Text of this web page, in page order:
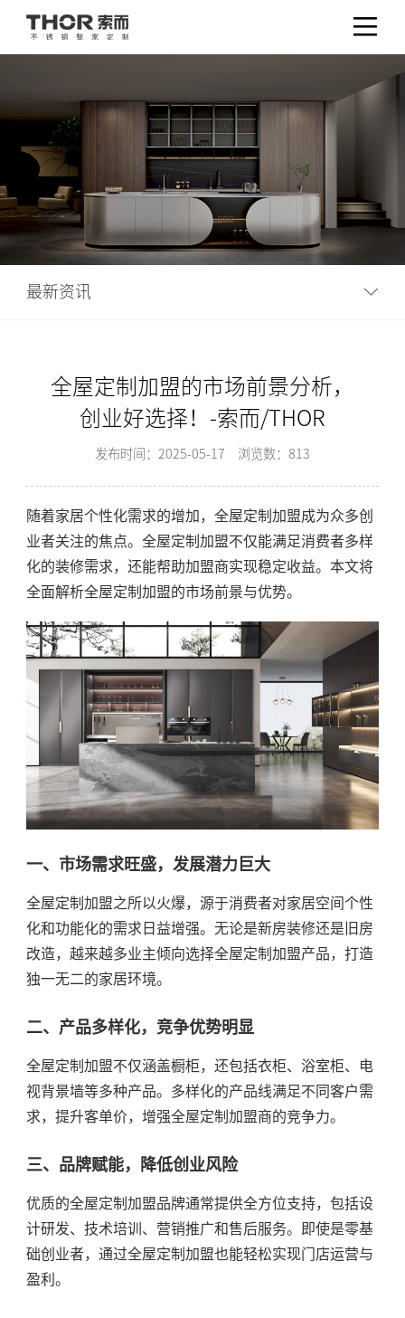
最新资讯
全屋定制加盟的市场前景分析，
创业好选择！-索而/THOR
发布时间：2025-05-17 浏览数：813
随着家居个性化需求的增加，全屋定制加盟成为众多创
业者关注的焦点。全屋定制加盟不仅能满足消费者多样
化的装修需求，还能帮助加盟商实现稳定收益。本文将
全面解析全屋定制加盟的市场前景与优势。
一、市场需求旺盛，发展潜力巨大
全屋定制加盟之所以火爆，源于消费者对家居空间个性
化和功能化的需求日益增强。无论是新房装修还是旧房
改造，越来越多业主倾向选择全屋定制加盟产品，打造
独一无二的家居环境。
二、产品多样化，竞争优势明显
全屋定制加盟不仅涵盖橱柜，还包括衣柜、浴室柜、电
视背景墙等多种产品。多样化的产品线满足不同客户需
求，提升客单价，增强全屋定制加盟商的竞争力。
三、品牌赋能，降低创业风险
优质的全屋定制加盟品牌通常提供全方位支持，包括设
计研发、技术培训、营销推广和售后服务。即使是零基
础创业者，通过全屋定制加盟也能轻松实现门店运营与
盈利。